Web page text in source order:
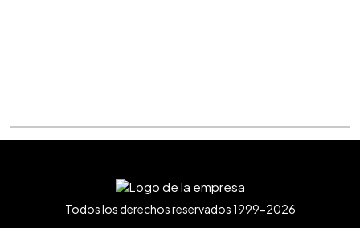
Todos los derechos reservados 1999-2026